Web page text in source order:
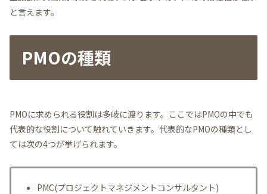
と言えます。
PMOの種類
PMOに求められる役割は多岐に渡ります。ここではPMOの中でも
代表的な役割について触れていきます。代表的なPMOの種類とし
ては次の4つが挙げられます。
PMC(プロジェクトマネジメントコンサルタント)